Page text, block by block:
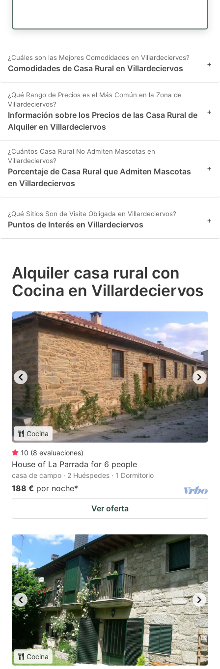
¿Cuáles son las Mejores Comodidades en Villardeciervos?
Comodidades de Casa Rural en Villardeciervos +
¿Qué Rango de Precios es el Más Común en la Zona de
Villardeciervos?
Información sobre los Precios de las Casa Rural de
Alquiler en Villardeciervos
+
¿Cuántos Casa Rural No Admiten Mascotas en
Villardeciervos?
Porcentaje de Casa Rural que Admiten Mascotas
en Villardeciervos
+
¿Qué Sitios Son de Visita Obligada en Villardeciervos?
Puntos de Interés en Villardeciervos +
Alquiler casa rural con
Cocina en Villardeciervos
Cocina
10 (8 evaluaciones)
House of La Parrada for 6 people
casa de campo · 2 Huéspedes · 1 Dormitorio
188 € por noche*
Ver oferta
Cocina